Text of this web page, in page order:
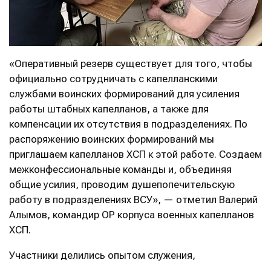
«Оперативный резерв существует для того, чтобы
официально сотрудничать с капелланскими
службами воинских формирований для усиления
работы штабных капелланов, а также для
компенсации их отсутствия в подразделениях. По
распоряжению воинских формирований мы
приглашаем капелланов ХСП к этой работе. Создаем
межконфессиональные команды и, объединяя
общие усилия, проводим душепопечительскую
работу в подразделениях ВСУ», — отметил Валерий
Алымов, командир ОР корпуса военных капелланов
ХСП.
Участники делились опытом служения,